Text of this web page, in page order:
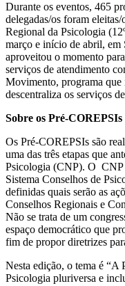
Durante os eventos, 465
delegadas/os foram
Regional da Psicologia
março e início de abril,
aproveitou o momento
serviços de atendimento
Movimento, programa
descentraliza os serviços
Sobre os Pré-COREPSIs
Os Pré-COREPSIs são
uma das três etapas que
Psicologia (CNP). O CNP
Sistema Conselhos de
definidas quais serão as
Conselhos Regionais e
Não se trata de um
espaço democrático que
fim de propor diretrizes
Nesta edição, o tema é “A
Psicologia pluriversa e